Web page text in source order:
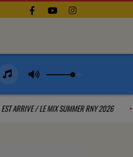
IL EST ARRIVE / LE MIX SUMMER RNY